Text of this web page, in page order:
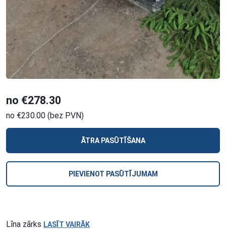
no €278.30
no €230.00 (bez PVN)
ĀTRA PASŪTĪŠANA
PIEVIENOT PASŪTĪJUMAM
Līna zārks LASĪT VAIRĀK